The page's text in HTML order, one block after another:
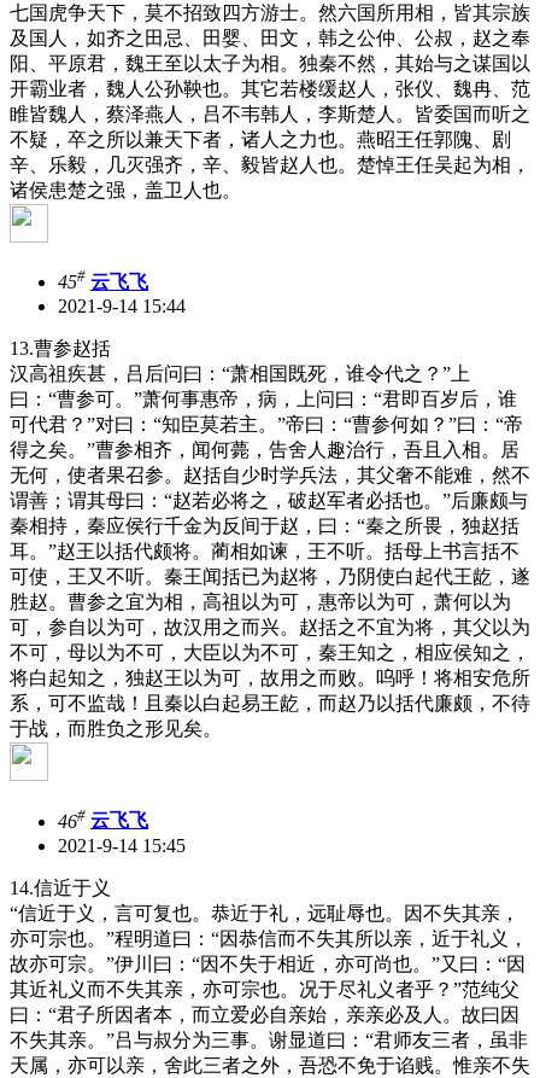
七国虎争天下，莫不招致四方游士。然六国所用相，皆其宗族
及国人，如齐之田忌、田婴、田文，韩之公仲、公叔，赵之奉
阳、平原君，魏王至以太子为相。独秦不然，其始与之谋国以
开霸业者，魏人公孙鞅也。其它若楼缓赵人，张仪、魏冉、范
睢皆魏人，蔡泽燕人，吕不韦韩人，李斯楚人。皆委国而听之
不疑，卒之所以兼天下者，诸人之力也。燕昭王任郭隗、剧
辛、乐毅，几灭强齐，辛、毅皆赵人也。楚悼王任吴起为相，
诸侯患楚之强，盖卫人也。
45# 云飞飞
2021-9-14 15:44
13.曹参赵括
汉高祖疾甚，吕后问曰：“萧相国既死，谁令代之？”上
曰：“曹参可。”萧何事惠帝，病，上问曰：“君即百岁后，谁
可代君？”对曰：“知臣莫若主。”帝曰：“曹参何如？”曰：“帝
得之矣。”曹参相齐，闻何薨，告舍人趣治行，吾且入相。居
无何，使者果召参。赵括自少时学兵法，其父奢不能难，然不
谓善；谓其母曰：“赵若必将之，破赵军者必括也。”后廉颇与
秦相持，秦应侯行千金为反间于赵，曰：“秦之所畏，独赵括
耳。”赵王以括代颇将。蔺相如谏，王不听。括母上书言括不
可使，王又不听。秦王闻括已为赵将，乃阴使白起代王龁，遂
胜赵。曹参之宜为相，高祖以为可，惠帝以为可，萧何以为
可，参自以为可，故汉用之而兴。赵括之不宜为将，其父以为
不可，母以为不可，大臣以为不可，秦王知之，相应侯知之，
将白起知之，独赵王以为可，故用之而败。呜呼！将相安危所
系，可不监哉！且秦以白起易王龁，而赵乃以括代廉颇，不待
于战，而胜负之形见矣。
46# 云飞飞
2021-9-14 15:45
14.信近于义
“信近于义，言可复也。恭近于礼，远耻辱也。因不失其亲，
亦可宗也。”程明道曰：“因恭信而不失其所以亲，近于礼义，
故亦可宗。”伊川曰：“因不失于相近，亦可尚也。”又曰：“因
其近礼义而不失其亲，亦可宗也。况于尽礼义者乎？”范纯父
曰：“君子所因者本，而立爱必自亲始，亲亲必及人。故曰因
不失其亲。”吕与叔分为三事。谢显道曰：“君师友三者，虽非
天属，亦可以亲，舍此三者之外，吾恐不免于谄贱。惟亲不失